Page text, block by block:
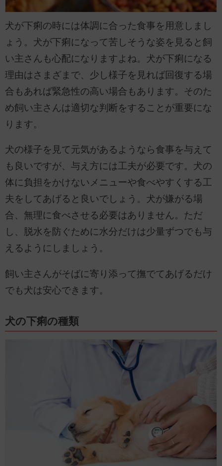
犬が下痢の時には体調に合った食事を用意しまし
ょう。犬が下痢になって苦しそうな姿を見ると飼
い主さんも心配になりますよね。犬が下痢になる
理由はさまざまで、少し様子を見れば回復する場
合もあれば緊急性の高い場合もあります。そのた
め飼い主さんは適切な判断をすることが重要にな
ります。
犬の様子を見て元気があるようなら食事を与えて
も良いですが、与え方には工夫が必要です。犬の
体に負担をかけないメニューや食べやすくする工
夫をしてあげると良いでしょう。犬が嫌がる場
合、無理に食べさせる必要はありません。ただ
し、脱水を防ぐために水分だけは少量ずつでも与
えるようにしましょう。
飼い主さんがそばに寄り添って撫でてあげるだけ
でも犬は安心できます。
犬の下痢の種類